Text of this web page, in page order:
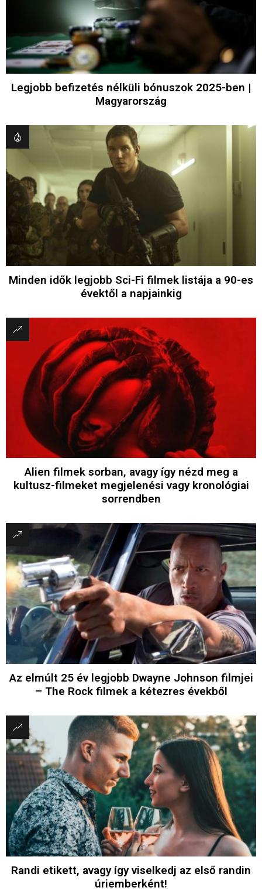
Legjobb befizetés nélküli bónuszok 2025-ben |
Magyarország
Minden idők legjobb Sci-Fi filmek listája a 90-es
évektől a napjainkig
Alien filmek sorban, avagy így nézd meg a
kultusz-filmeket megjelenési vagy kronológiai
sorrendben
Az elmúlt 25 év legjobb Dwayne Johnson filmjei
– The Rock filmek a kétezres évekből
Randi etikett, avagy így viselkedj az első randin
úriemberként!